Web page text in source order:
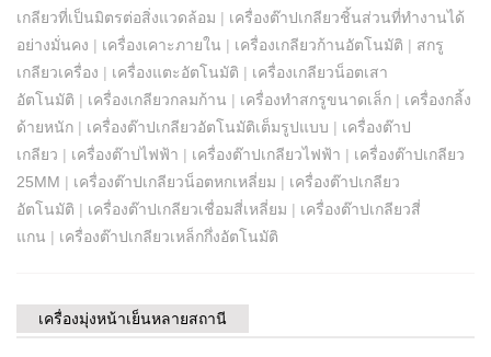
เกลียวที่เป็นมิตรต่อสิ่งแวดล้อม | เครื่องต๊าปเกลียวชิ้นส่วนที่ทำงานได้
อย่างมั่นคง | เครื่องเคาะภายใน | เครื่องเกลียวก้านอัตโนมัติ | สกรู
เกลียวเครื่อง | เครื่องแตะอัตโนมัติ | เครื่องเกลียวน็อตเสา
อัตโนมัติ | เครื่องเกลียวกลมก้าน | เครื่องทำสกรูขนาดเล็ก | เครื่องกลิ้ง
ด้ายหนัก | เครื่องต๊าปเกลียวอัตโนมัติเต็มรูปแบบ | เครื่องต๊าป
เกลียว | เครื่องต๊าปไฟฟ้า | เครื่องต๊าปเกลียวไฟฟ้า | เครื่องต๊าปเกลียว
25MM | เครื่องต๊าปเกลียวน็อตหกเหลี่ยม | เครื่องต๊าปเกลียว
อัตโนมัติ | เครื่องต๊าปเกลียวเชื่อมสี่เหลี่ยม | เครื่องต๊าปเกลียวสี่
แกน | เครื่องต๊าปเกลียวเหล็กกึ่งอัตโนมัติ
เครื่องมุ่งหน้าเย็นหลายสถานี